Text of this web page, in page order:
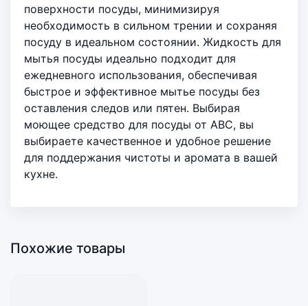
поверхности посуды, минимизируя
необходимость в сильном трении и сохраняя
посуду в идеальном состоянии. Жидкость для
мытья посуды идеально подходит для
ежедневного использования, обеспечивая
быстрое и эффективное мытье посуды без
оставления следов или пятен. Выбирая
моющее средство для посуды от ABC, вы
выбираете качественное и удобное решение
для поддержания чистоты и аромата в вашей
кухне.
Похожие товары